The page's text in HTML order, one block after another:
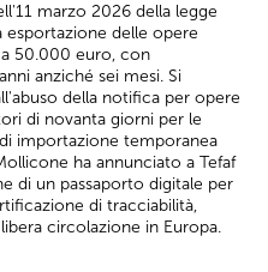
marzo 2026 della legge
esportazione delle opere
50.000 euro, con
anziché sei mesi. Si
della notifica per opere
di novanta giorni per le
importazione temporanea
ha annunciato a Tefaf
di un passaporto digitale per
di tracciabilità,
circolazione in Europa.